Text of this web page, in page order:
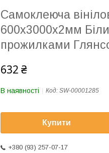
Самоклеюча
600х3000х2мм
прожилками
632 ₴
В наявності Код: SW-00001285
Купити
+380 (93) 257-07-17